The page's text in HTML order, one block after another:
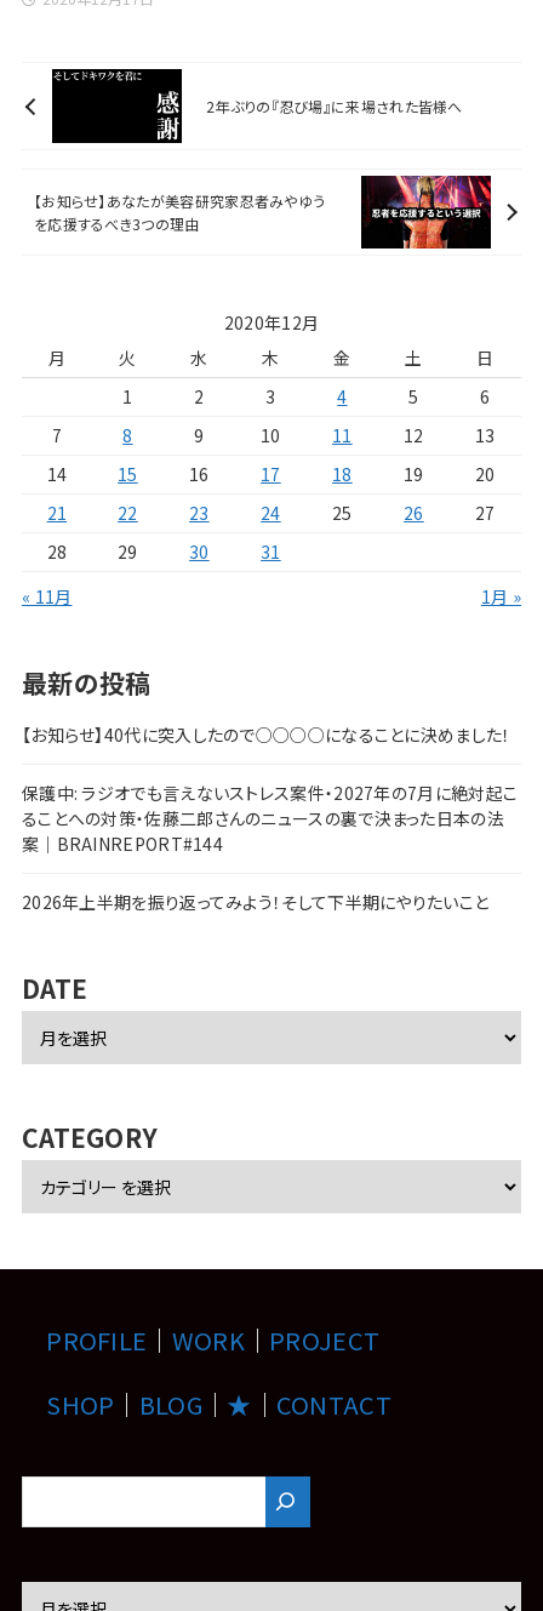
2年ぶりの『忍び場』に来場された皆様へ
【お知らせ】あなたが美容研究家忍者みやゆう
を応援するべき3つの理由
2020年12月
月
火 水 木 金 土
日
1
2 3 4 5
6
7
8 9 10 11 12
13
14
15 16 17 18 19
20
21
22 23 24 25 26
27
28
29 30
31
« 11月
1月 »
最新の投稿
【お知らせ】40代に突入したので○○○○になることに決めました！
保護中: ラジオでも言えないストレス案件・2027年の7月に絶対起こ
ることへの対策・佐藤二郎さんのニュースの裏で決まった日本の法
案｜BRAINREPORT#144
2026年上半期を振り返ってみよう！そして下半期にやりたいこと
DATE
ブ
CATEGORY
PROFILE ｜ WORK ｜ PROJECT
SHOP ｜ BLOG ｜ ★ ｜ CONTACT